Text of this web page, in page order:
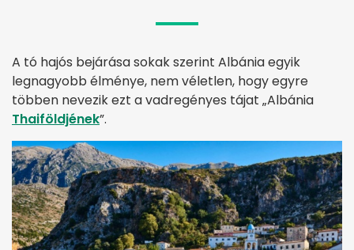
A tó hajós bejárása sokak szerint Albánia egyik
legnagyobb élménye, nem véletlen, hogy egyre
többen nevezik ezt a vadregényes tájat „Albánia
Thaiföldjének”.